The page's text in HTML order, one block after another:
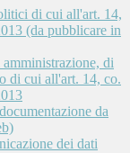
di cui all'art. 14,
(da pubblicare in
di
di cui all'art. 14, co.
da
dei dati